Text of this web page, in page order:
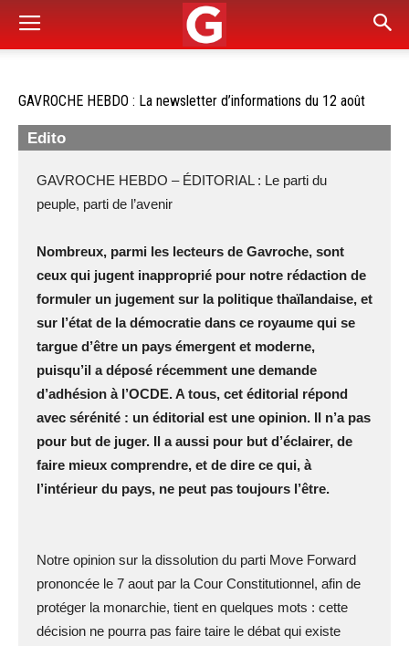
GAVROCHE HEBDO : La newsletter d’informations du 12 août
Edito
GAVROCHE HEBDO – ÉDITORIAL : Le parti du
peuple, parti de l’avenir
Nombreux, parmi les lecteurs de Gavroche, sont
ceux qui jugent inapproprié pour notre rédaction de
formuler un jugement sur la politique thaïlandaise, et
sur l’état de la démocratie dans ce royaume qui se
targue d’être un pays émergent et moderne,
puisqu’il a déposé récemment une demande
d’adhésion à l’OCDE. A tous, cet éditorial répond
avec sérénité : un éditorial est une opinion. Il n’a pas
pour but de juger. Il a aussi pour but d’éclairer, de
faire mieux comprendre, et de dire ce qui, à
l’intérieur du pays, ne peut pas toujours l’être.
Notre opinion sur la dissolution du parti Move Forward
prononcée le 7 aout par la Cour Constitutionnel, afin de
protéger la monarchie, tient en quelques mots : cette
décision ne pourra pas faire taire le débat qui existe